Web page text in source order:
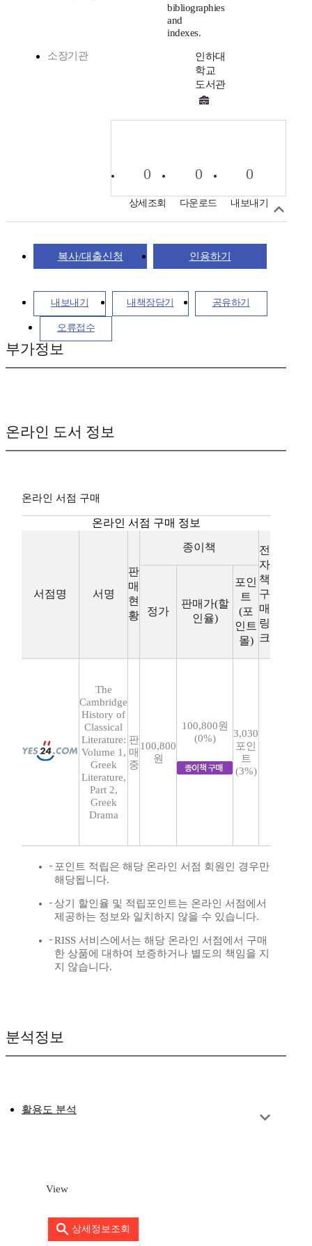
bibliographies
and
indexes.
소장기관
인하대
학교
도서관
0
상세조회
0
다운로드
0
내보내기
복사/대출신청 인용하기
내보내기 내책장담기 공유하기
오류접수
부가정보
온라인 도서 정보
온라인 서점 구매
온라인 서점 구매 정보
서점명 서명
판
매
현
황
종이책
전
자
책
구
매
링
크
정가
판매가(할
인율)
포인
트
(포
인트
몰)
The
Cambridge
History of
Classical
Literature:
Volume 1,
Greek
Literature,
Part 2,
Greek
Drama
판
매
중
100,800
원
100,800원
(0%)
3,030
포인
트
(3%)
포인트 적립은 해당 온라인 서점 회원인 경우만
해당됩니다.
상기 할인율 및 적립포인트는 온라인 서점에서
제공하는 정보와 일치하지 않을 수 있습니다.
RISS 서비스에서는 해당 온라인 서점에서 구매
한 상품에 대하여 보증하거나 별도의 책임을 지
지 않습니다.
분석정보
활용도 분석
View
상세정보조회